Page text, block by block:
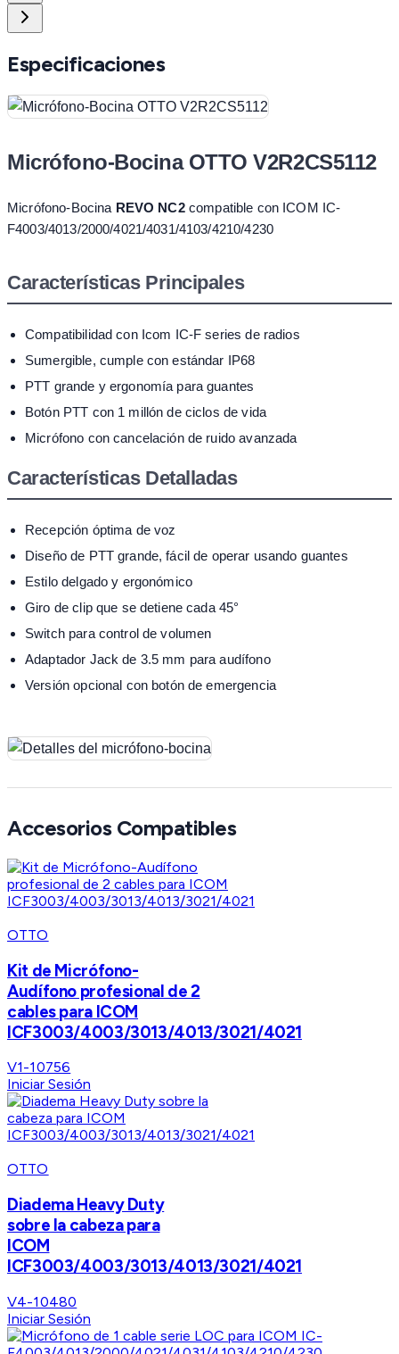
Especificaciones
Micrófono-Bocina OTTO V2R2CS5112
Micrófono-Bocina REVO NC2compatible con ICOM IC-
F4003/4013/2000/4021/4031/4103/4210/4230
Características Principales
Compatibilidad con Icom IC-F series de radios
Sumergible, cumple con estándar IP68
PTT grande y ergonomía para guantes
Botón PTT con 1 millón de ciclos de vida
Micrófono con cancelación de ruido avanzada
Características Detalladas
Recepción óptima de voz
Diseño de PTT grande, fácil de operar usando guantes
Estilo delgado y ergonómico
Giro de clip que se detiene cada 45°
Switch para control de volumen
Adaptador Jack de 3.5 mm para audífono
Versión opcional con botón de emergencia
Accesorios Compatibles
OTTO
Kit de Micrófono-
Audífono profesional de 2
cables para ICOM
ICF3003/4003/3013/4013/3021/4021
V1-10756
Iniciar Sesión
OTTO
Diadema Heavy Duty
sobre la cabeza para
ICOM
ICF3003/4003/3013/4013/3021/4021
V4-10480
Iniciar Sesión